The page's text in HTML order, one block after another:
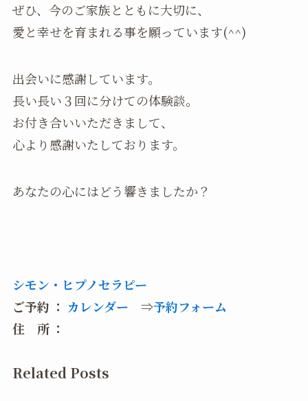
ぜひ、今のご家族とともに大切に、
愛と幸せを育まれる事を願っています(^^)
出会いに感謝しています。
長い長い３回に分けての体験談。
お付き合いいただきまして、
心より感謝いたしております。
あなたの心にはどう響きましたか？
シモン・ヒプノセラピー
ご予約 ： カレンダー ⇒予約フォーム
住 所 ：
Related Posts